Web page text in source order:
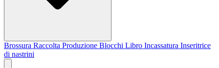
Brossura Raccolta Produzione Blocchi Libro Incassatura Inseritrice
di nastrini